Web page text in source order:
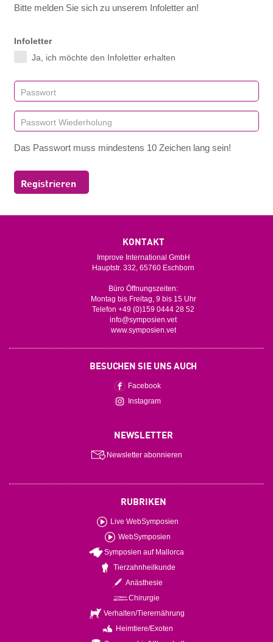
Bitte melden Sie sich zu unserem Infoletter an!
Infoletter
Ja, ich möchte den Infoletter erhalten
Das Passwort muss mindestens 10 Zeichen lang sein!
Registrieren
KONTAKT
Improve International GmbH
Hauptstr. 332, 65760 Eschborn
Büro Öffnungszeiten:
Montag bis Freitag, 9 bis 15 Uhr
Telefon +49 (0)159 0444 28 52
info@symposien.vet
www.symposien.vet
BESUCHEN SIE UNS AUCH
Facebook
Instagram
NEWSLETTER
Newsletter abonnieren
RUBRIKEN
Live WebSymposien
WebSymposien
Symposien auf Mallorca
Tierzahnheilkunde
Anästhesie
Chirurgie
Verhalten/Tierernährung
Heimtiere/Exoten